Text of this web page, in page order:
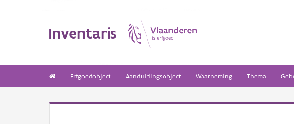
Inventaris
Erfgoedobject Aanduidingsobject Waarneming Thema